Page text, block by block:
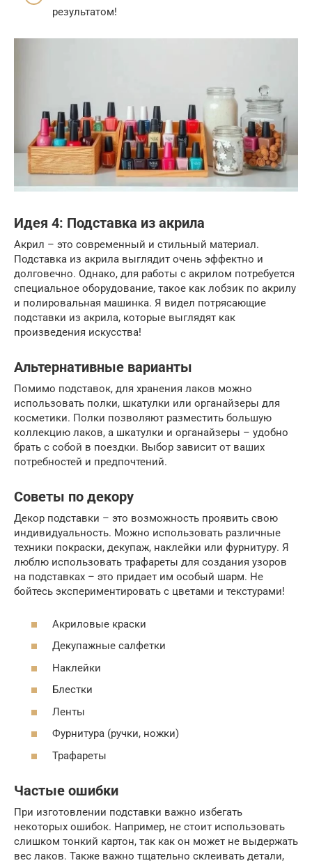
результатом!
Идея 4: Подставка из акрила
Акрил – это современный и стильный материал.
Подставка из акрила выглядит очень эффектно и
долговечно. Однако, для работы с акрилом потребуется
специальное оборудование, такое как лобзик по акрилу
и полировальная машинка. Я видел потрясающие
подставки из акрила, которые выглядят как
произведения искусства!
Альтернативные варианты
Помимо подставок, для хранения лаков можно
использовать полки, шкатулки или органайзеры для
косметики. Полки позволяют разместить большую
коллекцию лаков, а шкатулки и органайзеры – удобно
брать с собой в поездки. Выбор зависит от ваших
потребностей и предпочтений.
Советы по декору
Декор подставки – это возможность проявить свою
индивидуальность. Можно использовать различные
техники покраски, декупаж, наклейки или фурнитуру. Я
люблю использовать трафареты для создания узоров
на подставках – это придает им особый шарм. Не
бойтесь экспериментировать с цветами и текстурами!
Акриловые краски
Декупажные салфетки
Наклейки
Блестки
Ленты
Фурнитура (ручки, ножки)
Трафареты
Частые ошибки
При изготовлении подставки важно избегать
некоторых ошибок. Например, не стоит использовать
слишком тонкий картон, так как он может не выдержать
вес лаков. Также важно тщательно склеивать детали,